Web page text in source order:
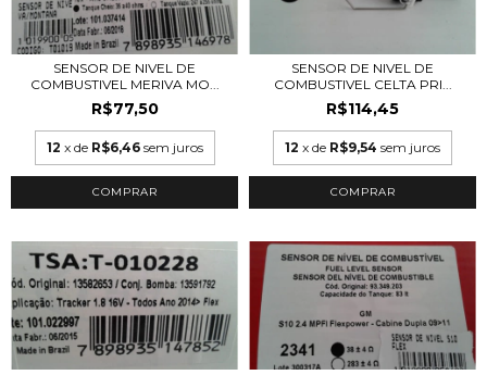
SENSOR DE NIVEL DE
COMBUSTIVEL MERIVA MO...
R$77,50
12 x de R$6,46 sem juros
SENSOR DE NIVEL DE
COMBUSTIVEL CELTA PRI...
R$114,45
12 x de R$9,54 sem juros